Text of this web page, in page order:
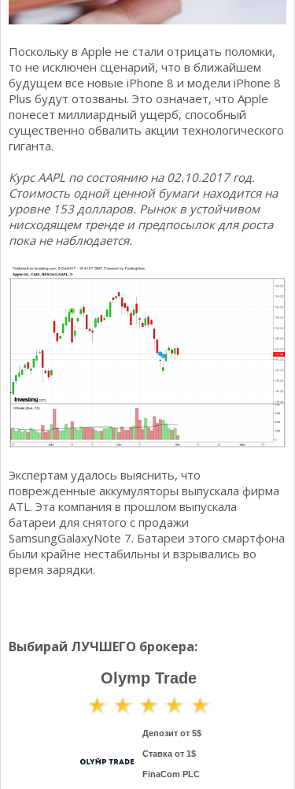
Поскольку в Apple не стали отрицать поломки,
то не исключен сценарий, что в ближайшем
будущем все новые iPhone 8 и модели iPhone 8
Plus будут отозваны. Это означает, что Apple
понесет миллиардный ущерб, способный
существенно обвалить акции технологического
гиганта.
Курс AAPL по состоянию на 02.10.2017 год.
Стоимость одной ценной бумаги находится на
уровне 153 долларов. Рынок в устойчивом
нисходящем тренде и предпосылок для роста
пока не наблюдается.
Экспертам удалось выяснить, что
поврежденные аккумуляторы выпускала фирма
ATL. Эта компания в прошлом выпускала
батареи для снятого с продажи
SamsungGalaxyNote 7. Батареи этого смартфона
были крайне нестабильны и взрывались во
время зарядки.
Выбирай ЛУЧШЕГО брокера:
Olymp Trade
Депозит от 5$
Ставка от 1$
FinaCom PLC